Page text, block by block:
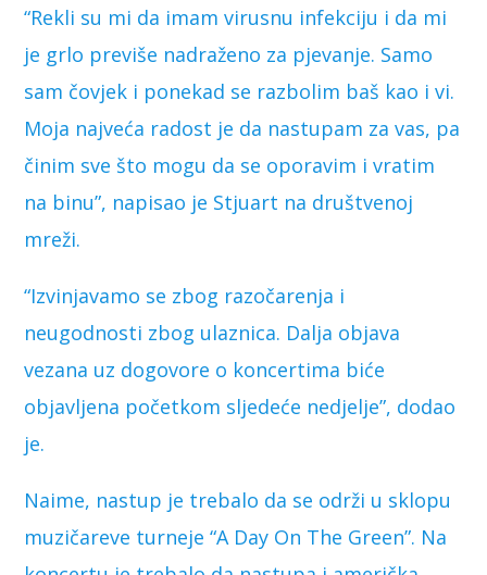
“Rekli su mi da imam virusnu infekciju i da mi
je grlo previše nadraženo za pjevanje. Samo
sam čovjek i ponekad se razbolim baš kao i vi.
Moja najveća radost je da nastupam za vas, pa
činim sve što mogu da se oporavim i vratim
na binu”, napisao je Stjuart na društvenoj
mreži.
“Izvinjavamo se zbog razočarenja i
neugodnosti zbog ulaznica. Dalja objava
vezana uz dogovore o koncertima biće
objavljena početkom sljedeće nedjelje”, dodao
je.
Naime, nastup je trebalo da se održi u sklopu
muzičareve turneje “A Day On The Green”. Na